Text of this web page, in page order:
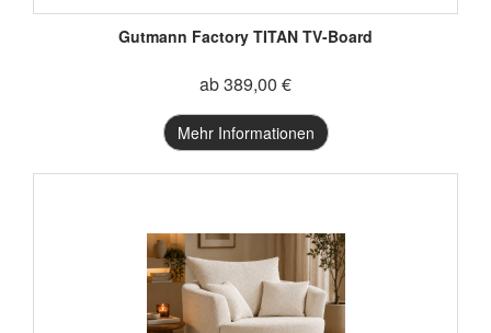
Gutmann Factory TITAN TV-Board
ab 389,00 €
Mehr Informationen